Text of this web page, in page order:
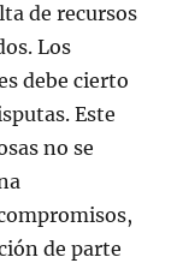
de recursos
Los
debe cierto
Este
no se
de parte